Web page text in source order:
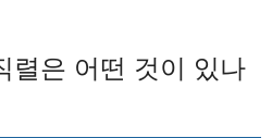
렬은 어떤 것이 있나